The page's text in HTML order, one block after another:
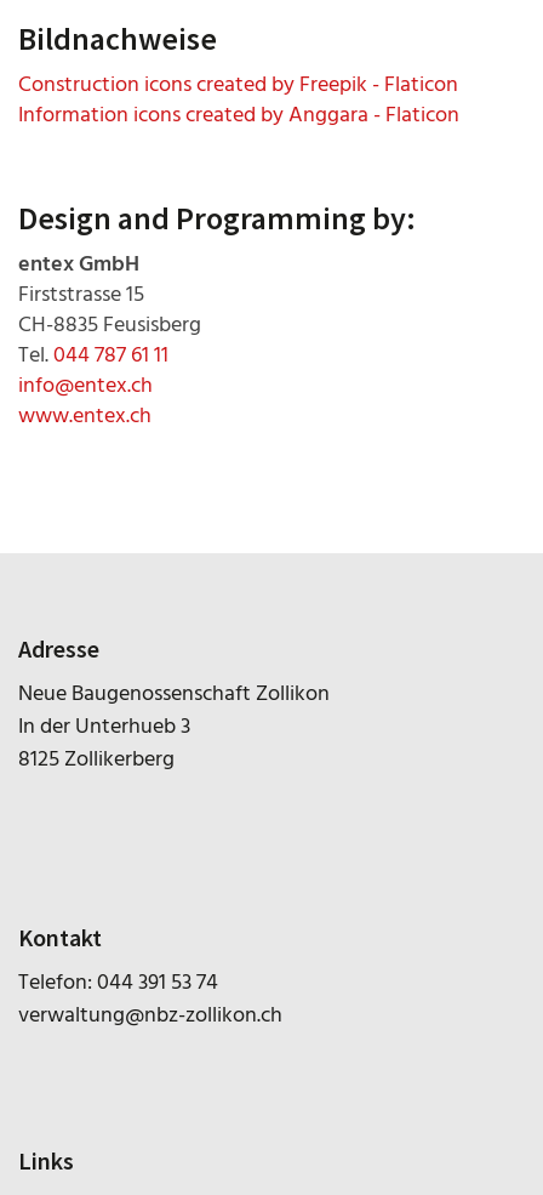
Bildnachweise
Construction icons created by Freepik - Flaticon
Information icons created by Anggara - Flaticon
Design and Programming by:
entex GmbH
Firststrasse 15
CH-8835 Feusisberg
Tel.044 787 61 11
info@entex.ch
www.entex.ch
Adresse
Neue Baugenossenschaft Zollikon
In der Unterhueb 3
8125 Zollikerberg
Kontakt
Telefon:044 391 53 74
verwaltung@nbz-zollikon.ch
Links